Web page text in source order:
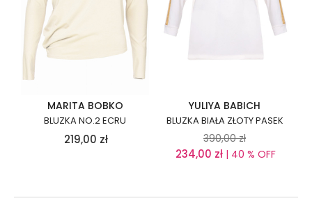
MARITA BOBKO
BLUZKA NO.2 ECRU
219,00 zł
YULIYA BABICH
BLUZKA BIAŁA ZŁOTY PASEK
390,00 zł
234,00 zł | 40 % OFF